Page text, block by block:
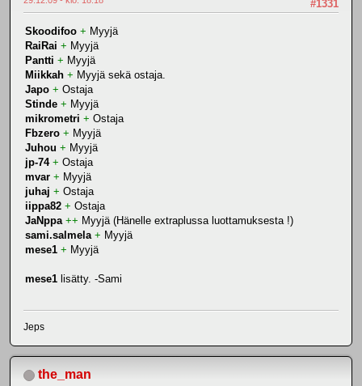
#1331
Skoodifoo + Myyjä
RaiRai + Myyjä
Pantti + Myyjä
Miikkah + Myyjä sekä ostaja.
Japo + Ostaja
Stinde + Myyjä
mikrometri + Ostaja
Fbzero + Myyjä
Juhou + Myyjä
jp-74 + Ostaja
mvar + Myyjä
juhaj + Ostaja
iippa82 + Ostaja
JaNppa ++ Myyjä (Hänelle extraplussa luottamuksesta !)
sami.salmela + Myyjä
mese1 + Myyjä
mese1 lisätty. -Sami
Jeps
the_man